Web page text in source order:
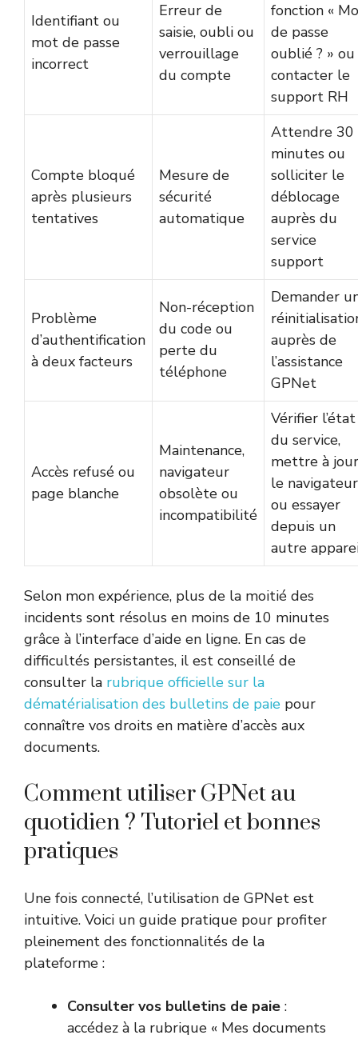
Identifiant ou
mot de passe
incorrect
Erreur de
saisie, oubli ou
verrouillage
du compte
fonction «
de passe
oublié ? » ou
contacter le
support RH
Compte bloqué
après plusieurs
tentatives
Mesure de
sécurité
automatique
Attendre 30
minutes ou
solliciter le
déblocage
auprès du
service
support
Problème
d’authentification
à deux facteurs
Non-réception
du code ou
perte du
téléphone
Demander
auprès de
l’assistance
GPNet
Accès refusé ou
page blanche
Maintenance,
navigateur
obsolète ou
incompatibilité
Vérifier l’état
du service,
mettre à jour
le navigateur
ou essayer
depuis un
autre
Selon mon expérience, plus de la moitié des
incidents sont résolus en moins de 10 minutes
grâce à l’interface d’aide en ligne. En cas de
difficultés persistantes, il est conseillé de
consulter la rubrique officielle sur la
dématérialisation des bulletins de paie pour
connaître vos droits en matière d’accès aux
documents.
Comment utiliser GPNet au
quotidien ? Tutoriel et bonnes
pratiques
Une fois connecté, l’utilisation de GPNet est
intuitive. Voici un guide pratique pour profiter
pleinement des fonctionnalités de la
plateforme :
Consulter vos bulletins de paie :
accédez à la rubrique « Mes documents